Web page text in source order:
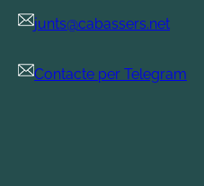
junts@cabassers.net
Contacte per Telegram